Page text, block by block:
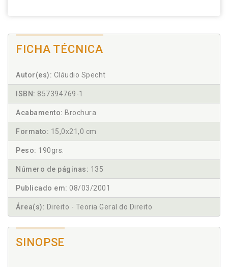
FICHA TÉCNICA
Autor(es): Cláudio Specht
ISBN: 857394769-1
Acabamento: Brochura
Formato: 15,0x21,0 cm
Peso: 190grs.
Número de páginas: 135
Publicado em: 08/03/2001
Área(s): Direito - Teoria Geral do Direito
SINOPSE